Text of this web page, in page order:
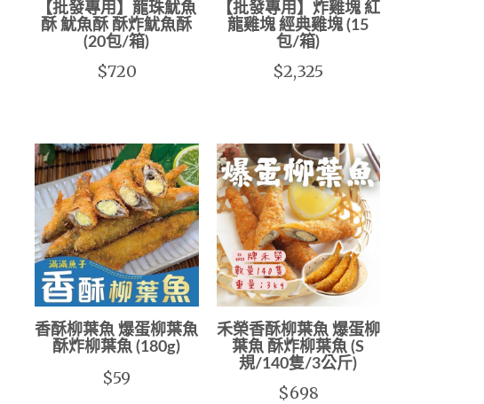
【批發專用】龍珠魷魚
酥 魷魚酥 酥炸魷魚酥
(20包/箱)
$720
【批發專用】炸雞塊 紅
龍雞塊 經典雞塊 (15
包/箱)
$2,325
香酥柳葉魚 爆蛋柳葉魚
酥炸柳葉魚 (180g)
$59
禾榮香酥柳葉魚 爆蛋柳
葉魚 酥炸柳葉魚 (S
規/140隻/3公斤)
$698